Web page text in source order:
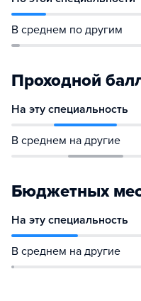
В среднем по другим
Проходной
На эту специальность
В среднем на другие
Бюджетных
На эту специальность
В среднем на другие